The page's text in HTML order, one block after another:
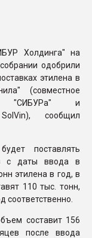
ПЕРЕЙТИ НА
Холдинга" на
одобрили
этилена в
(совместное
"СИБУРа" и
сообщил
поставлять
с даты ввода в
этилена в год, в
110 тыс. тонн,
соответственно.
составит 156
после ввода